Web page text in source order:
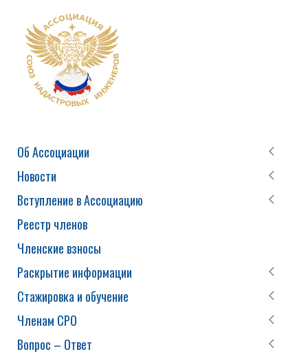
Об Ассоциации
Новости
Вступление в Ассоциацию
Реестр членов
Членские взносы
Раскрытие информации
Стажировка и обучение
Членам СРО
Вопрос – Ответ